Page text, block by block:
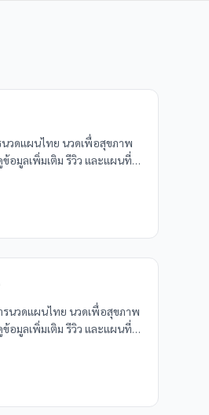
นวดแผนไทย นวดเพื่อสุขภาพ
อมูลเพิ่มเติม รีวิว และแผนที่
รนวดแผนไทย นวดเพื่อสุขภาพ
อมูลเพิ่มเติม รีวิว และแผนที่